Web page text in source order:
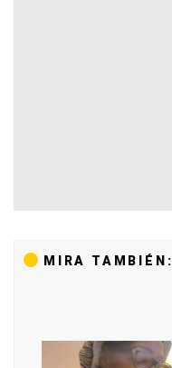
MIRA TAMBIÉN: